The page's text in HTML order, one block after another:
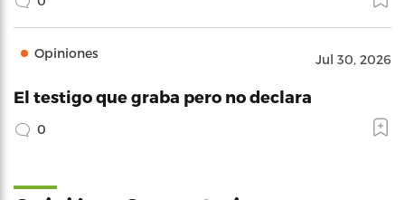
Opiniones Jul 30, 2026
El testigo que graba pero no declara
0